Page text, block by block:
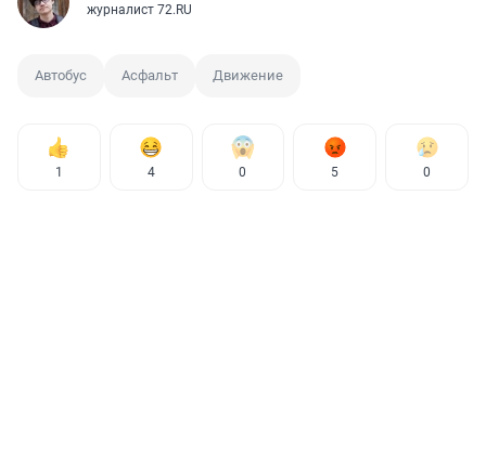
журналист 72.RU
Автобус Асфальт Движение
1 4 0 5 0